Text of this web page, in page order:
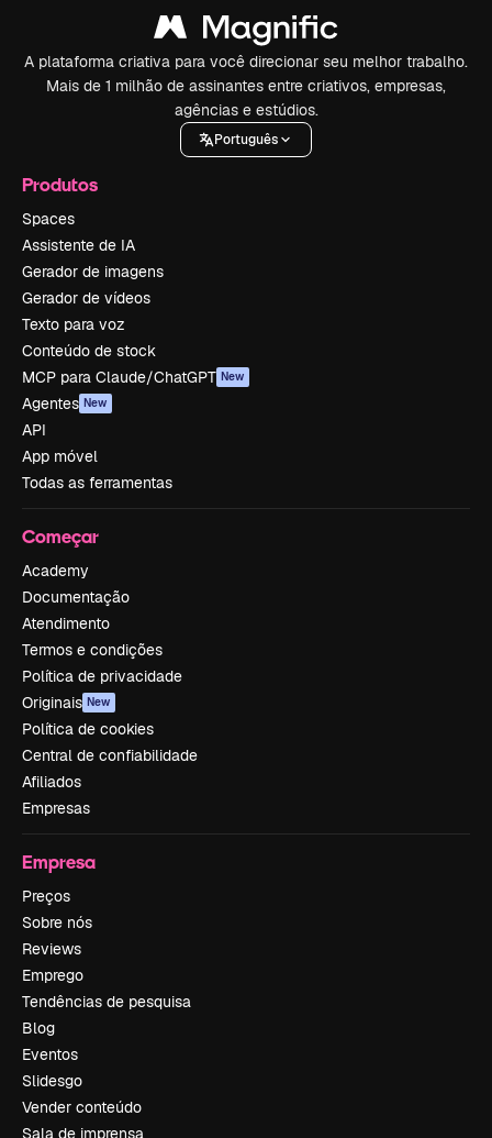
A plataforma criativa para você direcionar seu melhor trabalho.
Mais de 1 milhão de assinantes entre criativos, empresas,
agências e estúdios.
Português
Produtos
Spaces
Assistente de IA
Gerador de imagens
Gerador de vídeos
Texto para voz
Conteúdo de stock
MCP para Claude/ChatGPT New
Agentes New
API
App móvel
Todas as ferramentas
Começar
Academy
Documentação
Atendimento
Termos e condições
Política de privacidade
Originais New
Política de cookies
Central de confiabilidade
Afiliados
Empresas
Empresa
Preços
Sobre nós
Reviews
Emprego
Tendências de pesquisa
Blog
Eventos
Slidesgo
Vender conteúdo
Sala de imprensa